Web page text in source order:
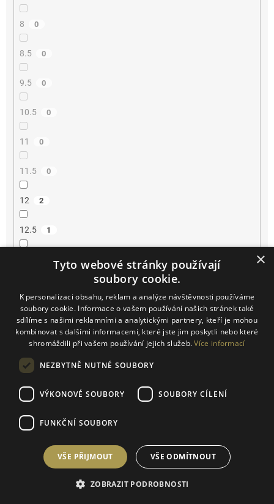
8 0
8.5 0
9.5 0
10.5 0
11 0
11.5 0
12 2
12.5 1
14 0
14.2 0
0
×
Tyto webové stránky používají
soubory cookie.
K personalizaci obsahu, reklam a analýze návštěvnosti používáme
soubory cookie. Informace o vašem používání našich stránek také
sdílíme s našimi reklamními a analytickými partnery, kteří je mohou
kombinovat s dalšími informacemi, které jste jim poskytli nebo které
shromáždili při vašem používání jejich služeb.Více informací
NEZBYTNĚ NUTNÉ SOUBORY
VÝKONOVÉ SOUBORY SOUBORY CÍLENÍ
FUNKČNÍ SOUBORY
VŠE PŘIJMOUT VŠE ODMÍTNOUT
ZOBRAZIT PODROBNOSTI